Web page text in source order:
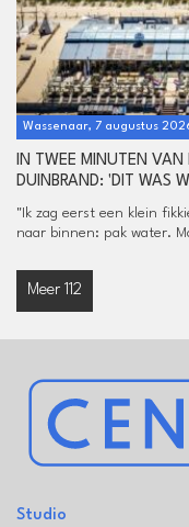
Wassenaar, 7 augustus
IN TWEE MINUTEN
DUINBRAND: 'DIT WAS
"Ik zag eerst een klein
naar binnen: pak water.
Meer 112
Studio